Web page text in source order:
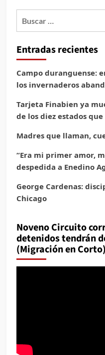
Entradas recientes
Campo duranguense:
los invernaderos
Tarjeta Finabien ya
de los diez estados
Madres que llaman,
“Era mi primer amor,
despedida a Enedino
George Cardenas:
Chicago
Noveno Circuito
detenidos tendrán
(Migración en Corto)